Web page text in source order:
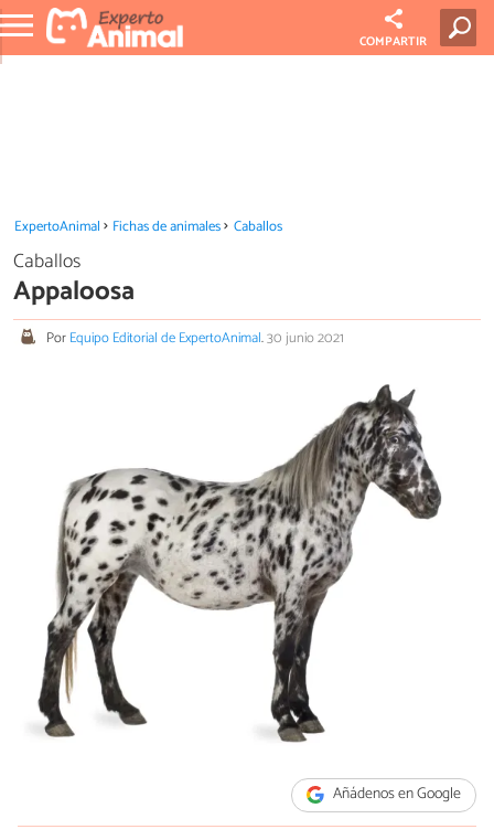
COMPARTIR
ExpertoAnimal Fichas de animales Caballos
Caballos
Appaloosa
PorEquipo Editorial de ExpertoAnimal.30 junio 2021
Añádenos en Google